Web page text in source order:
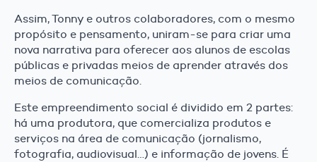
Assim, Tonny e outros colaboradores, com o mesmo
propósito e pensamento, uniram-se para criar uma
nova narrativa para oferecer aos alunos de escolas
públicas e privadas meios de aprender através dos
meios de comunicação.
Este empreendimento social é dividido em 2 partes:
há uma produtora, que comercializa produtos e
serviços na área de comunicação (jornalismo,
fotografia, audiovisual…) e informação de jovens. É